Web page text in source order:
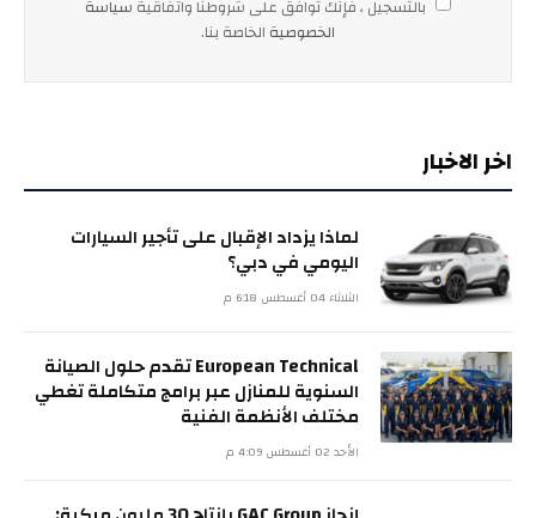
بالتسجيل ، فإنك توافق على شروطنا واتفاقية سياسة
الخصوصية الخاصة بنا.
اخر الاخبار
لماذا يزداد الإقبال على تأجير السيارات
اليومي في دبي؟
الثلاثاء 04 أغسطس 6:18 م
European Technical تقدم حلول الصيانة
السنوية للمنازل عبر برامج متكاملة تغطي
مختلف الأنظمة الفنية
الأحد 02 أغسطس 4:09 م